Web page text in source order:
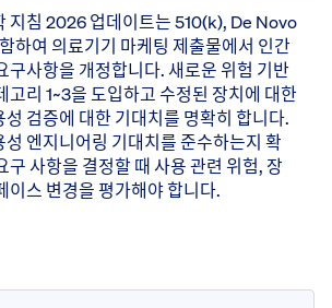
지침 2026 업데이트는 510(k), De Novo
하여 의료기기 마케팅 제출물에서 인간
구사항을 개정합니다. 새로운 위험 기반
고리 1~3을 도입하고 수정된 장치에 대한
검증에 대한 기대치를 명확히 합니다.
엔지니어링 기대치를 준수하는지 확
구 사항을 결정할 때 사용 관련 위험, 장
이스 변경을 평가해야 합니다.